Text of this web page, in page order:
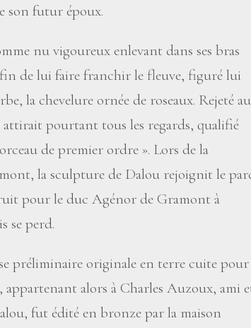
son futur époux.
nu vigoureux enlevant dans ses bras
de lui faire franchir le fleuve, figuré lui
la chevelure ornée de roseaux. Rejeté au
pourtant tous les regards, qualifié
de premier ordre ». Lors de la
la sculpture de Dalou rejoignit le
pour le duc Agénor de Gramont à
se perd.
préliminaire originale en terre cuite pour
appartenant alors à Charles Auzoux, ami
fut édité en bronze par la maison